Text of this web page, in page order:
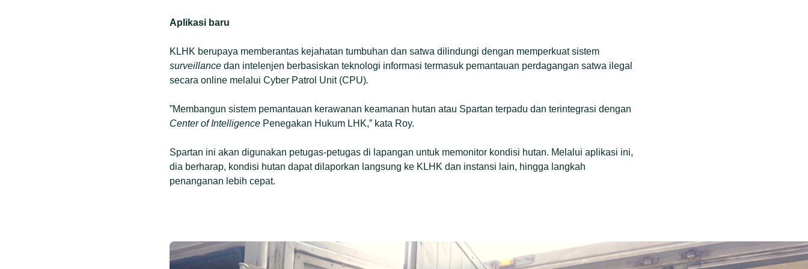
Aplikasi baru
KLHK berupaya memberantas kejahatan tumbuhan dan satwa dilindungi dengan memperkuat sistem
surveillance dan intelenjen berbasiskan teknologi informasi termasuk pemantauan perdagangan satwa ilegal
secara online melalui Cyber Patrol Unit (CPU).
”Membangun sistem pemantauan kerawanan keamanan hutan atau Spartan terpadu dan terintegrasi dengan
Center of Intelligence Penegakan Hukum LHK,” kata Roy.
Spartan ini akan digunakan petugas-petugas di lapangan untuk memonitor kondisi hutan. Melalui aplikasi ini,
dia berharap, kondisi hutan dapat dilaporkan langsung ke KLHK dan instansi lain, hingga langkah
penanganan lebih cepat.